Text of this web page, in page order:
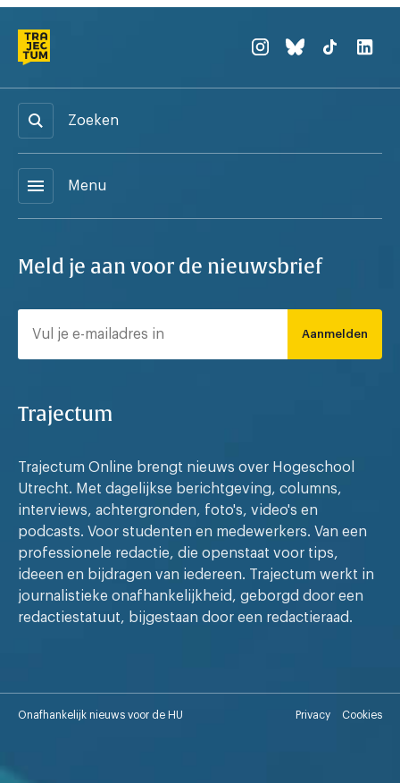
Zoeken
menu Menu
Meld je aan voor de nieuwsbrief
Aanmelden
Trajectum
Trajectum Online brengt nieuws over Hogeschool
Utrecht. Met dagelijkse berichtgeving, columns,
interviews, achtergronden, foto's, video's en
podcasts. Voor studenten en medewerkers. Van een
professionele redactie, die openstaat voor tips,
ideeen en bijdragen van iedereen. Trajectum werkt in
journalistieke onafhankelijkheid, geborgd door een
redactiestatuut, bijgestaan door een redactieraad.
Onafhankelijk nieuws voor de HU Privacy Cookies